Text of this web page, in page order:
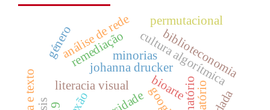
bioarte
remediação cultura algorítmica
literacia visual
biblioteconomia
johanna drucker
análise de rede
género
permutacional
dada
minorias